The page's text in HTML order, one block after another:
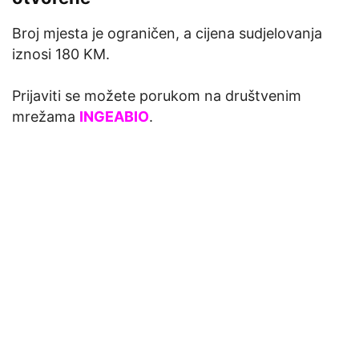
Broj mjesta je ograničen, a cijena sudjelovanja
iznosi 180 KM.
Prijaviti se možete porukom na društvenim
mrežama INGEABIO.